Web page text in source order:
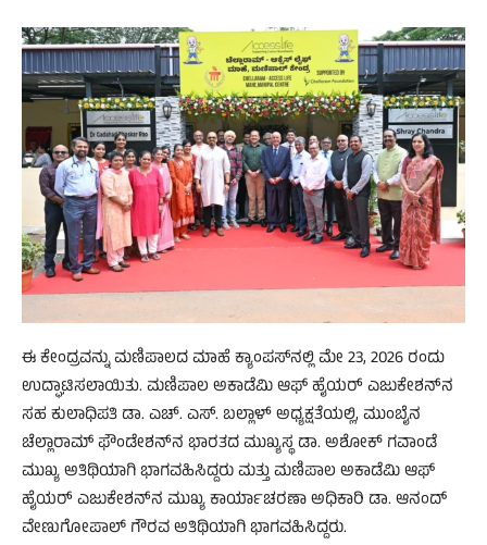
ಈ ಕೇಂದ್ರವನ್ನು ಮಣಿಪಾಲದ ಮಾಹೆ ಕ್ಯಾಂಪಸ್‌ನಲ್ಲಿ ಮೇ 23, 2026 ರಂದು
ಉದ್ಘಾಟಿಸಲಾಯಿತು. ಮಣಿಪಾಲ ಅಕಾಡೆಮಿ ಆಫ್ ಹೈಯರ್ ಎಜುಕೇಶನ್‌ನ
ಸಹ ಕುಲಾಧಿಪತಿ ಡಾ. ಎಚ್. ಎಸ್. ಬಲ್ಲಾಳ್ ಅಧ್ಯಕ್ಷತೆಯಲ್ಲಿ, ಮುಂಬೈನ
ಚೆಲ್ಲಾರಾಮ್ ಫೌಂಡೇಶನ್‌ನ ಭಾರತದ ಮುಖ್ಯಸ್ಥ ಡಾ. ಅಶೋಕ್ ಗವಾಂಡೆ
ಮುಖ್ಯ ಅತಿಥಿಯಾಗಿ ಭಾಗವಹಿಸಿದ್ದರು ಮತ್ತು ಮಣಿಪಾಲ ಅಕಾಡೆಮಿ ಆಫ್
ಹೈಯರ್ ಎಜುಕೇಶನ್‌ನ ಮುಖ್ಯ ಕಾರ್ಯಾಚರಣಾ ಅಧಿಕಾರಿ ಡಾ. ಆನಂದ್
ವೇಣುಗೋಪಾಲ್ ಗೌರವ ಅತಿಥಿಯಾಗಿ ಭಾಗವಹಿಸಿದ್ದರು.